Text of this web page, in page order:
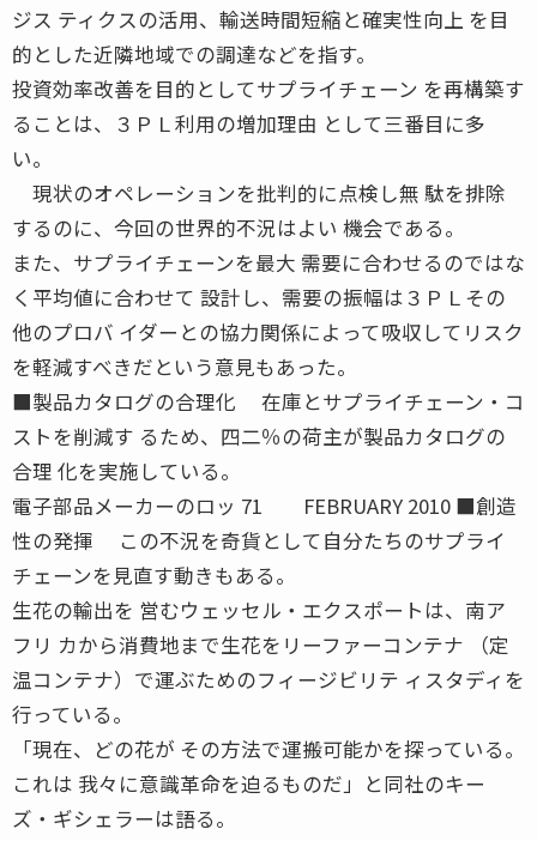
ジス ティクスの活用、輸送時間短縮と確実性向上 を目
的とした近隣地域での調達などを指す。
投資効率改善を目的としてサプライチェーン を再構築す
ることは、３ＰＬ利用の増加理由 として三番目に多
い。
現状のオペレーションを批判的に点検し無 駄を排除
するのに、今回の世界的不況はよい 機会である。
また、サプライチェーンを最大 需要に合わせるのではな
く平均値に合わせて 設計し、需要の振幅は３ＰＬその
他のプロバ イダーとの協力関係によって吸収してリスク
を軽減すべきだという意見もあった。
■製品カタログの合理化 在庫とサプライチェーン・コ
ストを削減す るため、四二％の荷主が製品カタログの
合理 化を実施している。
電子部品メーカーのロッ 71 FEBRUARY 2010 ■創造
性の発揮 この不況を奇貨として自分たちのサプライ
チェーンを見直す動きもある。
生花の輸出を 営むウェッセル・エクスポートは、南ア
フリ カから消費地まで生花をリーファーコンテナ （定
温コンテナ）で運ぶためのフィージビリテ ィスタディを
行っている。
「現在、どの花が その方法で運搬可能かを探っている。
これは 我々に意識革命を迫るものだ」と同社のキー
ズ・ギシェラーは語る。